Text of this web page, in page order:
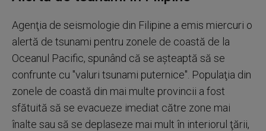
Agenţia de seismologie din Filipine a emis miercuri o
alertă de tsunami pentru zonele de coastă de la
Oceanul Pacific, spunând că se aşteaptă să se
confrunte cu "valuri tsunami puternice". Populaţia din
zonele de coastă din mai multe provincii a fost
sfătuită să se evacueze imediat către zone mai
înalte sau să se deplaseze mai mult în interiorul ţării,